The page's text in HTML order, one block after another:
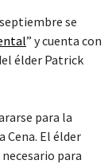
se
” y cuenta con
élder Patrick
para la
Cena. El élder
para